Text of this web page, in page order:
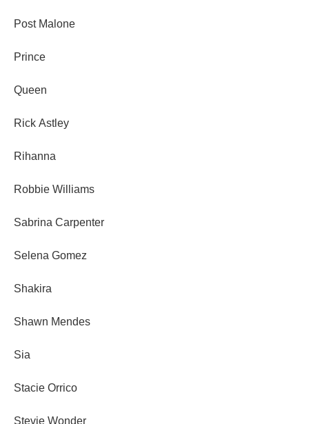
Post Malone
Prince
Queen
Rick Astley
Rihanna
Robbie Williams
Sabrina Carpenter
Selena Gomez
Shakira
Shawn Mendes
Sia
Stacie Orrico
Stevie Wonder